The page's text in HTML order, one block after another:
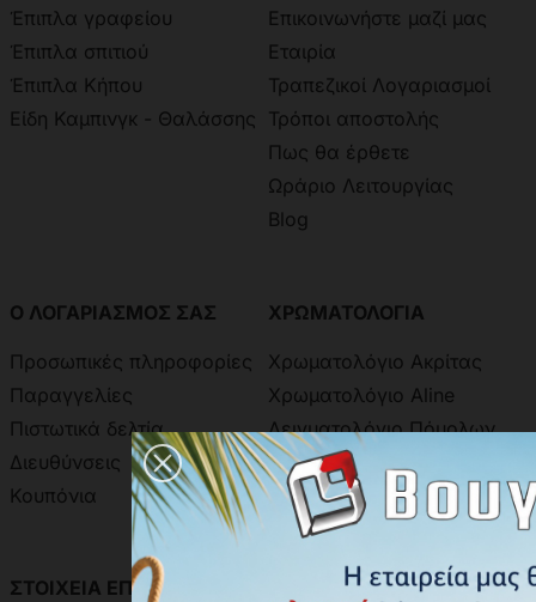
Έπιπλα γραφείου
Έπιπλα σπιτιού
Έπιπλα Κήπου
Είδη Καμπινγκ - Θαλάσσης
Επικοινωνήστε μαζί μας
Εταιρία
Τραπεζικοί Λογαριασμοί
Τρόποι αποστολής
Πως θα έρθετε
Ωράριο Λειτουργίας
Blog
Ο ΛΟΓΑΡΙΑΣΜΟΣ ΣΑΣ
Προσωπικές πληροφορίες
Παραγγελίες
Πιστωτικά δελτία
Διευθύνσεις
Κουπόνια
ΧΡΩΜΑΤΟΛΟΓΙΑ
Χρωματολόγιο Ακρίτας
Χρωματολόγιο Aline
Δειγματολόγιο Πόμολων
ΣΤΟΙΧΕΙΑ ΕΠΙΚΟΙΝΩΝΙΑΣ ΑΝΑΖΗΤΗΣΗ ΑΠΟΣΤΟΛΗΣ